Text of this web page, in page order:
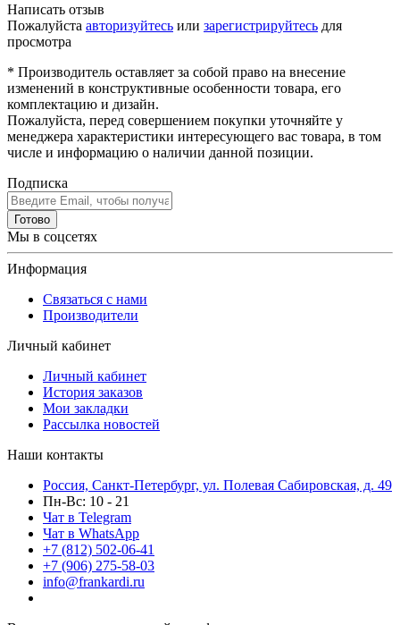
Написать отзыв
Пожалуйста авторизуйтесь или зарегистрируйтесь для
просмотра
* Производитель оставляет за собой право на внесение
изменений в конструктивные особенности товара, его
комплектацию и дизайн.
Пожалуйста, перед совершением покупки уточняйте у
менеджера характеристики интересующего вас товара, в том
числе и информацию о наличии данной позиции.
Подписка
Готово
Мы в соцсетях
Информация
Связаться с нами
Производители
Личный кабинет
Личный кабинет
История заказов
Мои закладки
Рассылка новостей
Наши контакты
Россия, Санкт-Петербург, ул. Полевая Сабировская, д. 49
Пн-Вс: 10 - 21
Чат в Telegram
Чат в WhatsApp
+7 (812) 502-06-41
+7 (906) 275-58-03
info@frankardi.ru